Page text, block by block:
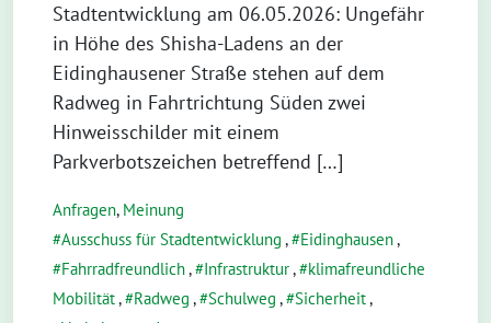
Stadtentwicklung am 06.05.2026: Ungefähr
in Höhe des Shisha-Ladens an der
Eidinghausener Straße stehen auf dem
Radweg in Fahrtrichtung Süden zwei
Hinweisschilder mit einem
Parkverbotszeichen betreffend […]
Anfragen, Meinung
Ausschuss für Stadtentwicklung , Eidinghausen,
Fahrradfreundlich, Infrastruktur,
klimafreundliche
Mobilität, Radweg , Schulweg , Sicherheit,